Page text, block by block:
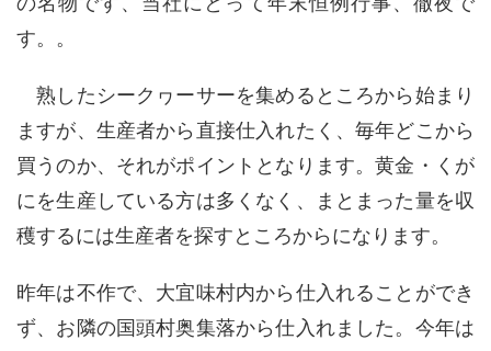
す。。
熟したシークヮーサーを集めるところから始まり
ますが、生産者から直接仕入れたく、毎年どこから
買うのか、それがポイントとなります。黄金・くが
にを生産している方は多くなく、まとまった量を収
穫するには生産者を探すところからになります。
昨年は不作で、大宜味村内から仕入れることができ
ず、お隣の国頭村奥集落から仕入れました。今年は